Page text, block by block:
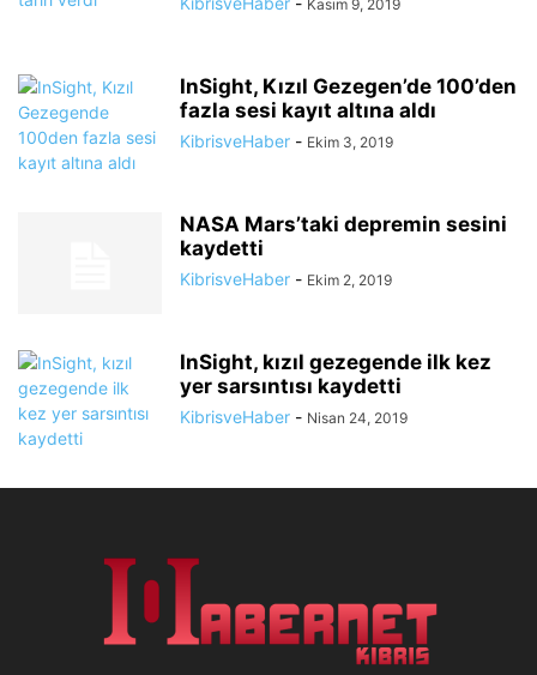
Kasım 9, 2019
InSight, Kızıl Gezegen’de 100’den
fazla sesi kayıt altına aldı
KibrisveHaber - Ekim 3, 2019
NASA Mars’taki depremin sesini
kaydetti
KibrisveHaber - Ekim 2, 2019
InSight, kızıl gezegende ilk kez
yer sarsıntısı kaydetti
KibrisveHaber - Nisan 24, 2019